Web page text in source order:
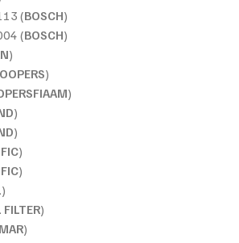
(BOSCH)
(BOSCH)
)
)
)
)
)
)
)
)
FILTER)
)